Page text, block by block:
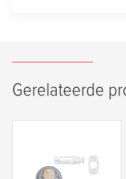
Gerelateerde
Adapter Kit BK20-1